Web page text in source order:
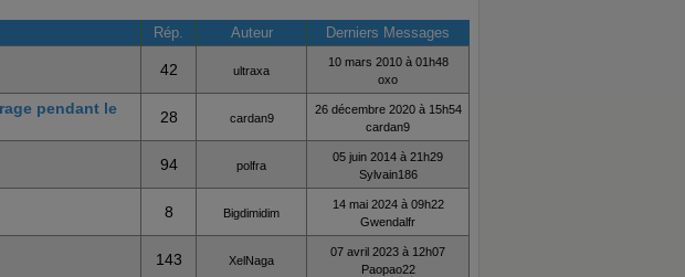
Rép. Auteur Derniers Messages
42 ultraxa
10 mars 2010 à 01h48
oxo
pendant le
28 cardan9
26 décembre 2020 à 15h54
cardan9
94 polfra
05 juin 2014 à 21h29
Sylvain186
8 Bigdimidim
14 mai 2024 à 09h22
Gwendalfr
143 XelNaga
07 avril 2023 à 12h07
Paopao22